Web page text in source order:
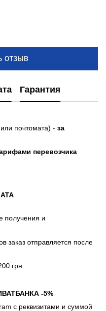
отзыв
Гарантия
почтомата) - за
перевозчика
получения и
заказ отправляется после
грн
-5%
с реквизитами и суммой